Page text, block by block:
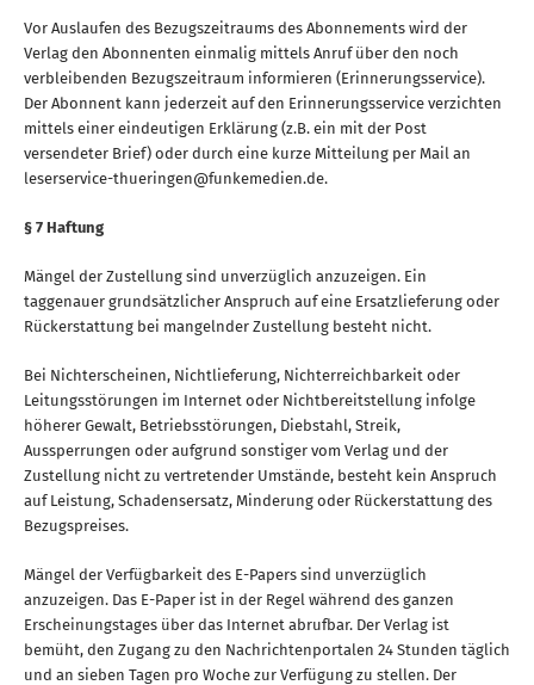
Vor Auslaufen des Bezugszeitraums des Abonnements wird der
Verlag den Abonnenten einmalig mittels Anruf über den noch
verbleibenden Bezugszeitraum informieren (Erinnerungsservice).
Der Abonnent kann jederzeit auf den Erinnerungsservice verzichten
mittels einer eindeutigen Erklärung (z.B. ein mit der Post
versendeter Brief) oder durch eine kurze Mitteilung per Mail an
leserservice-thueringen@funkemedien.de.
§ 7 Haftung
Mängel der Zustellung sind unverzüglich anzuzeigen. Ein
taggenauer grundsätzlicher Anspruch auf eine Ersatzlieferung oder
Rückerstattung bei mangelnder Zustellung besteht nicht.
Bei Nichterscheinen, Nichtlieferung, Nichterreichbarkeit oder
Leitungsstörungen im Internet oder Nichtbereitstellung infolge
höherer Gewalt, Betriebsstörungen, Diebstahl, Streik,
Aussperrungen oder aufgrund sonstiger vom Verlag und der
Zustellung nicht zu vertretender Umstände, besteht kein Anspruch
auf Leistung, Schadensersatz, Minderung oder Rückerstattung des
Bezugspreises.
Mängel der Verfügbarkeit des E-Papers sind unverzüglich
anzuzeigen. Das E-Paper ist in der Regel während des ganzen
Erscheinungstages über das Internet abrufbar. Der Verlag ist
bemüht, den Zugang zu den Nachrichtenportalen 24 Stunden täglich
und an sieben Tagen pro Woche zur Verfügung zu stellen. Der